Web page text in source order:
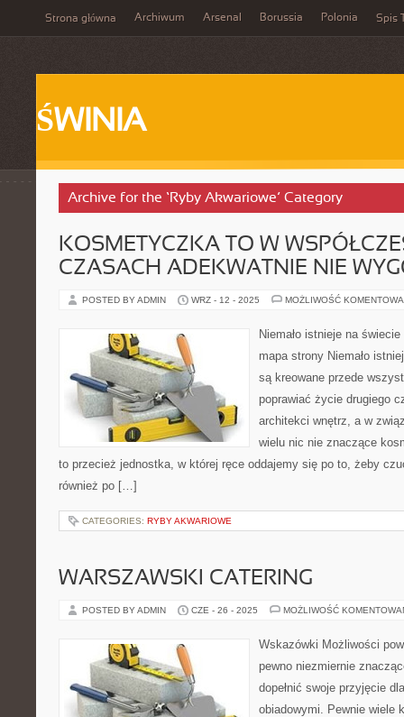
Strona główna Archiwum Arsenal Borussia Polonia Spis
ŚWINIA
Archive for the ‘Ryby Akwariowe’ Category
KOSMETYCZKA TO W
CZASACH ADEKWATNIE NIE
POSTED BY ADMIN WRZ - 12 - 2025 MOŻLIWOŚĆ
Niemało istnieje na
mapa strony Niemało
są kreowane przede
poprawiać życie drugiego
architekci wnętrz, a w
wielu nic nie znaczące
to przecież jednostka, w której ręce oddajemy się po to, żeby
również po […]
CATEGORIES: RYBY AKWARIOWE
WARSZAWSKI CATERING
POSTED BY ADMIN CZE - 26 - 2025 MOŻLIWOŚĆ
Wskazówki Możliwości
pewno niezmiernie
dopełnić swoje przyjęcie
obiadowymi. Pewnie wiele